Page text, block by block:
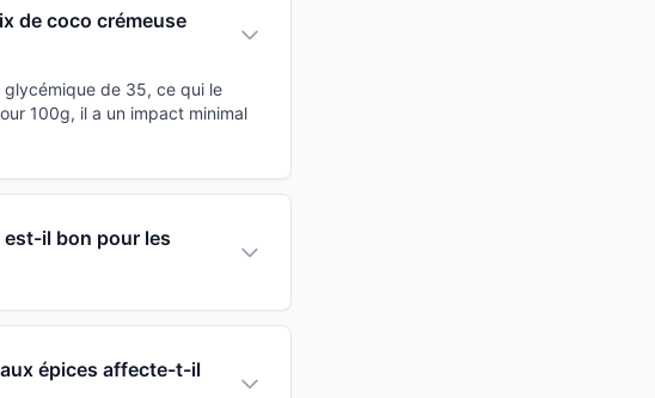
de coco crémeuse
de 35, ce qui le
100g, il a un impact minimal
est-il bon pour les
épices affecte-t-il